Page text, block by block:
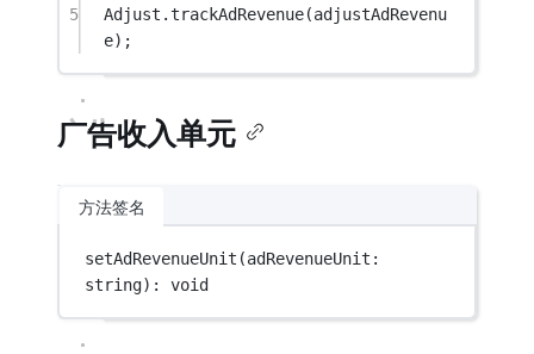
5
Adjust.trackAdRevenue(adjustAdRevenu
e);
广告收入单元
方法签名
setAdRevenueUnit (adRevenueUnit:
string): void